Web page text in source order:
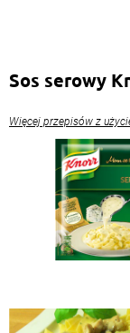
Sos serowy
Więcej przepisów z